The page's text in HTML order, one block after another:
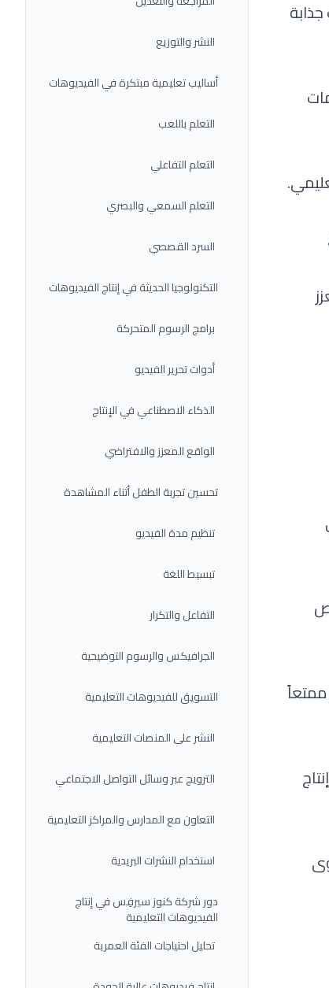
النشر والتوزيع
أساليب تعليمية مبتكرة في الفيديوهات
التعلم باللعب
التعلم التفاعلي
التعلم السمعي والبصري
السرد القصصي
التكنولوجيا الحديثة في إنتاج الفيديوهات
برامج الرسوم المتحركة
أدوات تحرير الفيديو
الذكاء الاصطناعي في الإنتاج
الواقع المعزز والافتراضي
تحسين تجربة الطفل أثناء المشاهدة
تنظيم مدة الفيديو
تبسيط اللغة
التفاعل والتكرار
الجرافيكس والرسوم التوضيحية
التسويق للفيديوهات التعليمية
النشر على المنصات التعليمية
الترويج عبر وسائل التواصل الاجتماعي
التعاون مع المدارس والمراكز التعليمية
استخدام النشرات البريدية
دور شركة كنوز سيرفِس في إنتاج
الفيديوهات التعليمية
تحليل احتياجات الفئة العمرية